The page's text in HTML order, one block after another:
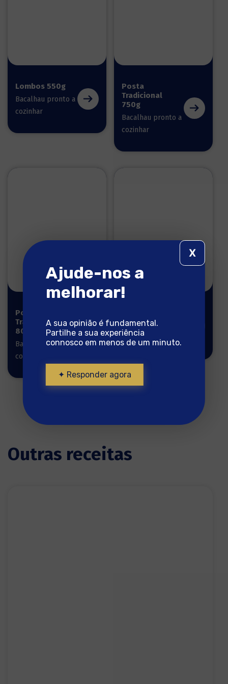
Lombos 550g
Bacalhau pronto a
cozinhar
Posta
Tradicional
750g
Bacalhau pronto a
cozinhar
Posta
Tradicional
800g
Bacalhau pronto a
cozinhar
Bacalhau pronto a
cozinhar
Outras receitas
Ajude-nos a
melhorar!
A sua opinião é fundamental.
Partilhe a sua experiência
connosco em menos de um minuto.
✦ Responder agora
X